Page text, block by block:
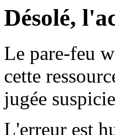
Désolé,
Le pare-feu
cette
jugée
L'erreur est